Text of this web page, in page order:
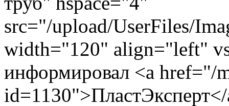
src="/upload/UserFiles/
width="120" align="left"
информировал <a href="/